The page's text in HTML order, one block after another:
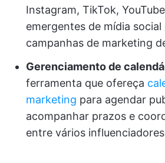
Instagram, TikTok,
emergentes de mídia
campanhas de marketing
Gerenciamento de
ferramenta que ofereça
marketing para agendar
acompanhar prazos e
entre vários influenciadores